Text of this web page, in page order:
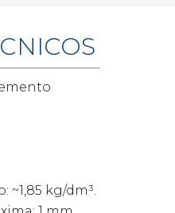
~1,85 kg/dm³.